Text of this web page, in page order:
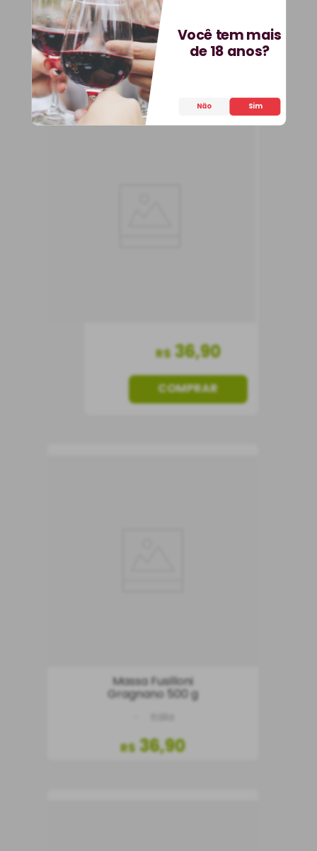
R$
COMPRAR
R$ 36,90
COMPRAR
Massa Fusilloni
Gragnano 500 g
R$ 36,90
Você tem mais
de 18 anos?
Não Sim